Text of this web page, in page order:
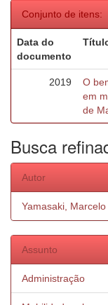
Conjunto de itens:
Data do
documento
2019
O
em
de
Busca
Autor
Yamasaki, Marcelo
Assunto
Administração